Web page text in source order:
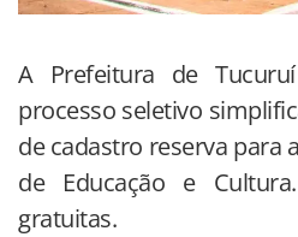
A Prefeitura de
processo seletivo
de cadastro reserva para
de Educação e
gratuitas.